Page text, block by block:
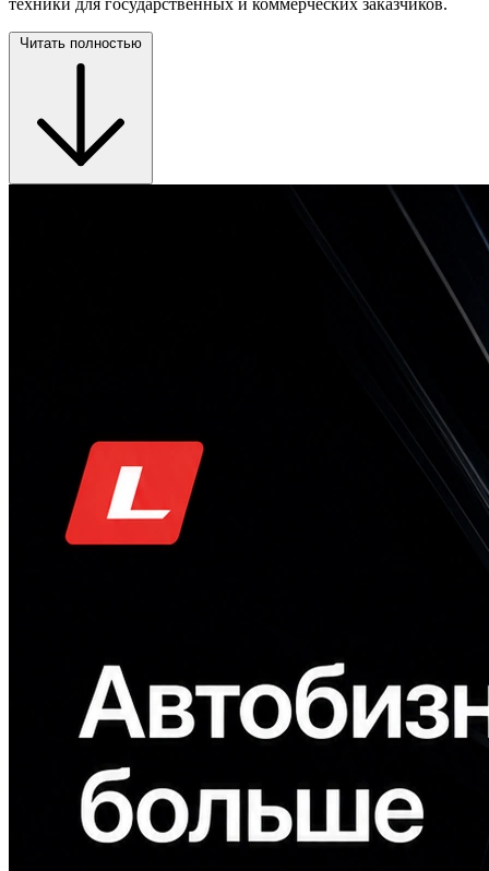
техники для государственных и коммерческих заказчиков.
Читать полностью